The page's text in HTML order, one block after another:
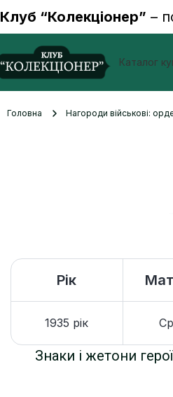
Клуб “Колекціонер” –
Каталог
Головна Нагороди військові:
Рік
1935 рік
Знаки і жетони